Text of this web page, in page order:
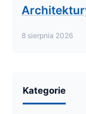
8 sierpnia 2026
Kategorie